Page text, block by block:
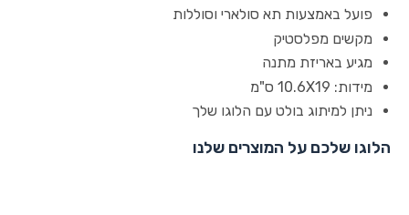
פועל באמצעות תא סולארי וסוללות
מקשים מפלסטיק
מגיע באריזת מתנה
מידות: 10.6X19 ס"מ
ניתן למיתוג בולט עם הלוגו שלך
הלוגו שלכם על המוצרים שלנו